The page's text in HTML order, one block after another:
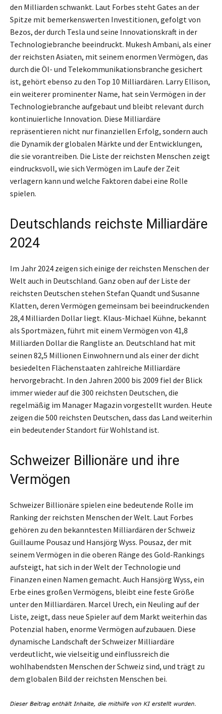
den Milliarden schwankt. Laut Forbes steht Gates an der
Spitze mit bemerkenswerten Investitionen, gefolgt von
Bezos, der durch Tesla und seine Innovationskraft in der
Technologiebranche beeindruckt. Mukesh Ambani, als einer
der reichsten Asiaten, mit seinem enormen Vermögen, das
durch die Öl- und Telekommunikationsbranche gesichert
ist, gehört ebenso zu den Top 10 Milliardären. Larry Ellison,
ein weiterer prominenter Name, hat sein Vermögen in der
Technologiebranche aufgebaut und bleibt relevant durch
kontinuierliche Innovation. Diese Milliardäre
repräsentieren nicht nur finanziellen Erfolg, sondern auch
die Dynamik der globalen Märkte und der Entwicklungen,
die sie vorantreiben. Die Liste der reichsten Menschen zeigt
eindrucksvoll, wie sich Vermögen im Laufe der Zeit
verlagern kann und welche Faktoren dabei eine Rolle
spielen.
Deutschlands reichste Milliardäre
2024
Im Jahr 2024 zeigen sich einige der reichsten Menschen der
Welt auch in Deutschland. Ganz oben auf der Liste der
reichsten Deutschen stehen Stefan Quandt und Susanne
Klatten, deren Vermögen gemeinsam bei beeindruckenden
28,4 Milliarden Dollar liegt. Klaus-Michael Kühne, bekannt
als Sportmäzen, führt mit einem Vermögen von 41,8
Milliarden Dollar die Rangliste an. Deutschland hat mit
seinen 82,5 Millionen Einwohnern und als einer der dicht
besiedelten Flächenstaaten zahlreiche Milliardäre
hervorgebracht. In den Jahren 2000 bis 2009 fiel der Blick
immer wieder auf die 300 reichsten Deutschen, die
regelmäßig im Manager Magazin vorgestellt wurden. Heute
zeigen die 500 reichsten Deutschen, dass das Land weiterhin
ein bedeutender Standort für Wohlstand ist.
Schweizer Billionäre und ihre
Vermögen
Schweizer Billionäre spielen eine bedeutende Rolle im
Ranking der reichsten Menschen der Welt. Laut Forbes
gehören zu den bekanntesten Milliardären der Schweiz
Guillaume Pousaz und Hansjörg Wyss. Pousaz, der mit
seinem Vermögen in die oberen Ränge des Gold-Rankings
aufsteigt, hat sich in der Welt der Technologie und
Finanzen einen Namen gemacht. Auch Hansjörg Wyss, ein
Erbe eines großen Vermögens, bleibt eine feste Größe
unter den Milliardären. Marcel Urech, ein Neuling auf der
Liste, zeigt, dass neue Spieler auf dem Markt weiterhin das
Potenzial haben, enorme Vermögen aufzubauen. Diese
dynamische Landschaft der Schweizer Milliardäre
verdeutlicht, wie vielseitig und einflussreich die
wohlhabendsten Menschen der Schweiz sind, und trägt zu
dem globalen Bild der reichsten Menschen bei.